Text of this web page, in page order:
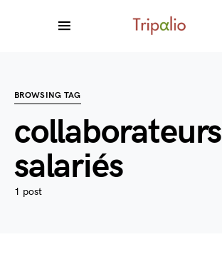
BROWSING TAG
collaborateurs
salariés
1 post